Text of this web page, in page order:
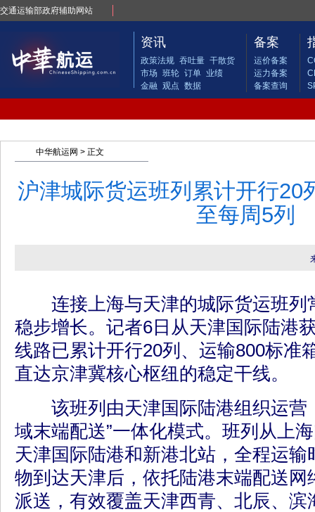
交通运输部政府辅助网站
资讯
政策法规 吞吐量 干散货
市场 班轮 订单 业绩
金融 观点 数据
备案
运价备案
运力备案
备案查询
中华航运网 > 正文
沪津城际货运班列累计开行20
至每周5列
连接上海与天津的城际货运班列
稳步增长。记者6日从天津国际陆港
线路已累计开行20列、运输800标准
直达京津冀核心枢纽的稳定干线。
该班列由天津国际陆港组织运营
域末端配送”一体化模式。班列从上
天津国际陆港和新港北站，全程运输
物到达天津后，依托陆港末端配送网
派送，有效覆盖天津西青、北辰、滨